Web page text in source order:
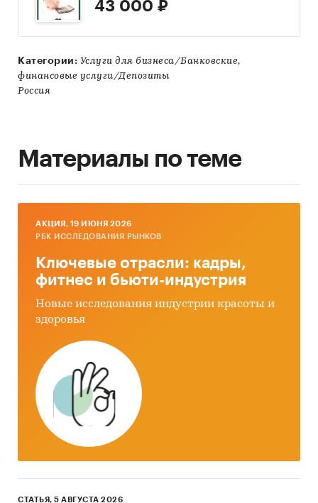
43 000 ₽
Категории: Услуги для бизнеса/Банковские,
финансовые услуги/Депозиты
Россия
Материалы по теме
AКЦИЯ, 19 ИЮНЯ 2026
РБК ИССЛЕДОВАНИЯ РЫНКОВ
Ключевые отрасли: кадры,
фитнес и бьюти-индустрия
Новые исследования индустрии красоты и
здоровья
СТАТЬЯ, 5 АВГУСТА 2026